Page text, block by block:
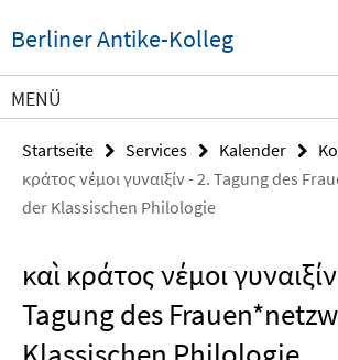
direkt
zu
Inhalt
Berliner Antike-Kolleg
Service-
MENÜ
Startseite Services Kalender
κράτος νέμοι γυναιξίν - 2. Tagung des
der Klassischen Philologie
καὶ κράτος νέμοι
Tagung des